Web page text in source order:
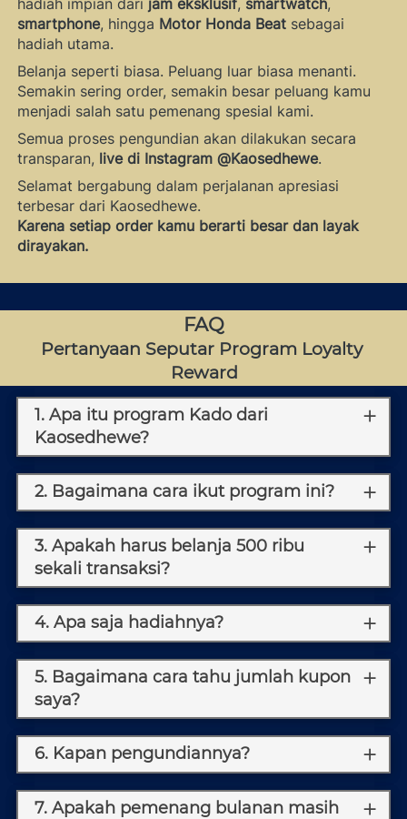
hadiah impian dari jam eksklusif, smartwatch
smartphone, hingga Motor Honda Beat sebagai
hadiah utama.
Belanja seperti biasa. Peluang luar biasa menanti.
Semakin sering order, semakin besar peluang kamu
menjadi salah satu pemenang spesial kami.
Semua proses pengundian akan dilakukan secara
transparan, live di Instagram @Kaosedhewe.
Selamat bergabung dalam perjalanan apresiasi
Karena setiap order kamu berarti besar dan layak
dirayakan.
FAQ
Pertanyaan Seputar Program Loyalty
Reward
1. Apa itu program Kado dari
Kaosedhewe?
2. Bagaimana cara ikut program ini?
3. Apakah harus belanja 500 ribu
sekali transaksi?
4. Apa saja hadiahnya?
5. Bagaimana cara tahu jumlah kupon
saya?
6. Kapan pengundiannya?
7. Apakah pemenang bulanan masih